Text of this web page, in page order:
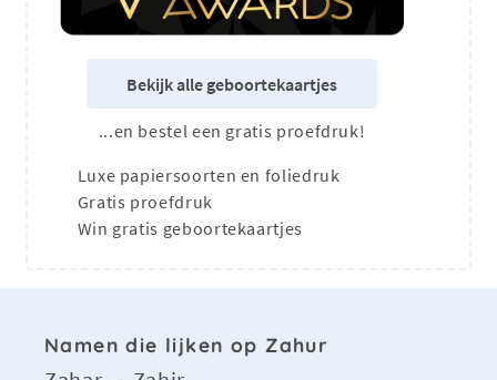
Bekijk alle geboortekaartjes
...en bestel een gratis proefdruk!
Luxe papiersoorten en foliedruk
Gratis proefdruk
Win gratis geboortekaartjes
Namen die lijken op Zahur